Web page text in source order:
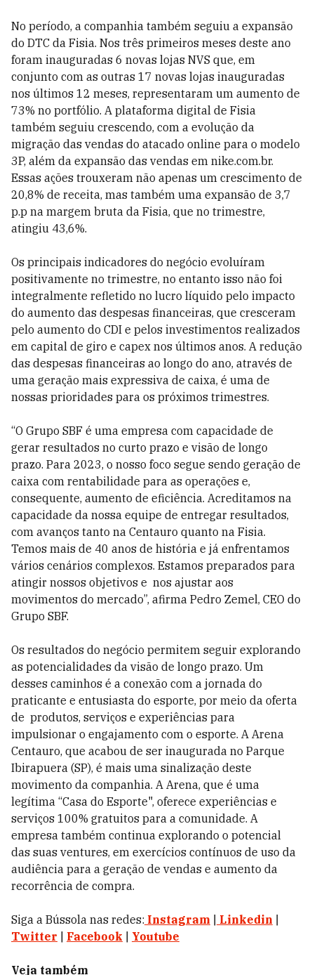
No período, a companhia também seguiu a expansão
do DTC da Fisia. Nos três primeiros meses deste ano
foram inauguradas 6 novas lojas NVS que, em
conjunto com as outras 17 novas lojas inauguradas
nos últimos 12 meses, representaram um aumento de
73% no portfólio. A plataforma digital de Fisia
também seguiu crescendo, com a evolução da
migração das vendas do atacado online para o modelo
3P, além da expansão das vendas em nike.com.br.
Essas ações trouxeram não apenas um crescimento de
20,8% de receita, mas também uma expansão de 3,7
p.p na margem bruta da Fisia, que no trimestre,
atingiu 43,6%.
Os principais indicadores do negócio evoluíram
positivamente no trimestre, no entanto isso não foi
integralmente refletido no lucro líquido pelo impacto
do aumento das despesas financeiras, que cresceram
pelo aumento do CDI e pelos investimentos realizados
em capital de giro e capex nos últimos anos. A redução
das despesas financeiras ao longo do ano, através de
uma geração mais expressiva de caixa, é uma de
nossas prioridades para os próximos trimestres.
“O Grupo SBF é uma empresa com capacidade de
gerar resultados no curto prazo e visão de longo
prazo. Para 2023, o nosso foco segue sendo geração de
caixa com rentabilidade para as operações e,
consequente, aumento de eficiência. Acreditamos na
capacidade da nossa equipe de entregar resultados,
com avanços tanto na Centauro quanto na Fisia.
Temos mais de 40 anos de história e já enfrentamos
vários cenários complexos. Estamos preparados para
atingir nossos objetivos e nos ajustar aos
movimentos do mercado”, afirma Pedro Zemel, CEO do
Grupo SBF.
Os resultados do negócio permitem seguir explorando
as potencialidades da visão de longo prazo. Um
desses caminhos é a conexão com a jornada do
praticante e entusiasta do esporte, por meio da oferta
de produtos, serviços e experiências para
impulsionar o engajamento com o esporte. A Arena
Centauro, que acabou de ser inaugurada no Parque
Ibirapuera (SP), é mais uma sinalização deste
movimento da companhia. A Arena, que é uma
legítima “Casa do Esporte", oferece experiências e
serviços 100% gratuitos para a comunidade. A
empresa também continua explorando o potencial
das suas ventures, em exercícios contínuos de uso da
audiência para a geração de vendas e aumento da
recorrência de compra.
Siga a Bússola nas redes: Instagram Linkedin
Twitter
Facebook Youtube
Veja também